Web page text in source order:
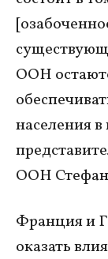
ООН
населения
ООН
Франция и
оказать